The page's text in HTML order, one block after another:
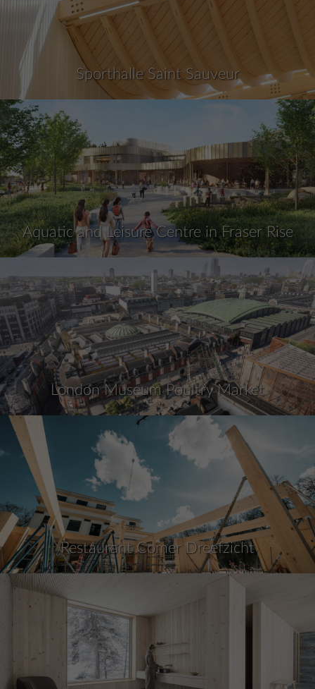
Sporthalle Saint Sauveur
Aquatic and Leisure Centre in Fraser Rise
London Museum Poultry Market
Restaurant Comer Dreefzicht